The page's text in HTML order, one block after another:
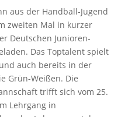
aus der Handball-Jugend
zweiten Mal in kurzer
Deutschen Junioren-
Das Toptalent spielt
auch bereits in der
Grün-Weißen. Die
trifft sich vom 25.
Lehrgang in